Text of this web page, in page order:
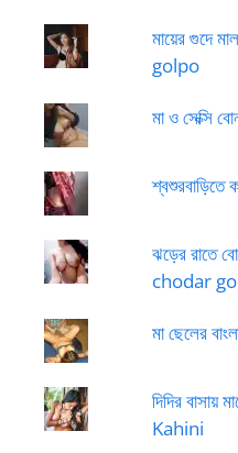
মায়ের গুদে
golpo
মা ও সেক্সি
শ্বশুরবাড়িতে
ঝড়ের রাতে
chodar
মা ছেলের
দিদির
Kahini